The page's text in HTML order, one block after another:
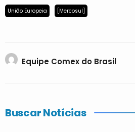
União Europeia [Mercosul]
Equipe Comex do Brasil
Buscar Notícias